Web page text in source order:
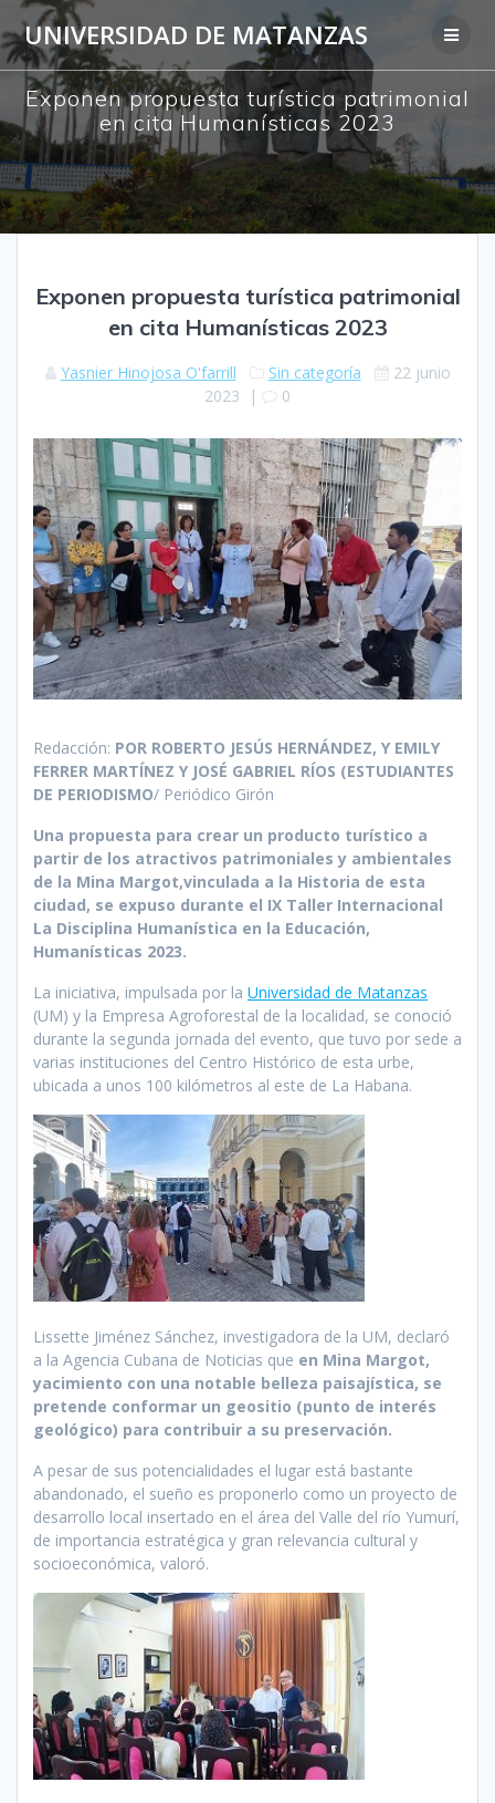
Saltar
al
contenido
UNIVERSIDAD DE MATANZAS
Exponen propuesta turística patrimonial
en cita Humanísticas 2023
Exponen propuesta turística patrimonial
en cita Humanísticas 2023
Yasnier Hinojosa O'farrill Sin categoría
22 junio
2023 | 0
Redacción: POR ROBERTO JESÚS HERNÁNDEZ, Y EMILY
FERRER MARTÍNEZ Y JOSÉ GABRIEL RÍOS (ESTUDIANTES
DE PERIODISMO/ Periódico Girón
Una propuesta para crear un producto turístico a
partir de los atractivos patrimoniales y ambientales
de la Mina Margot,vinculada a la Historia de esta
ciudad, se expuso durante el IX Taller Internacional
La Disciplina Humanística en la Educación,
Humanísticas 2023.
La iniciativa, impulsada por la Universidad de Matanzas
(UM) y la Empresa Agroforestal de la localidad, se conoció
durante la segunda jornada del evento, que tuvo por sede a
varias instituciones del Centro Histórico de esta urbe,
ubicada a unos 100 kilómetros al este de La Habana.
Lissette Jiménez Sánchez, investigadora de la UM, declaró
a la Agencia Cubana de Noticias que en Mina Margot,
yacimiento con una notable belleza paisajística, se
pretende conformar un geositio (punto de interés
geológico) para contribuir a su preservación.
A pesar de sus potencialidades el lugar está bastante
abandonado, el sueño es proponerlo como un proyecto de
desarrollo local insertado en el área del Valle del río Yumurí,
de importancia estratégica y gran relevancia cultural y
socioeconómica, valoró.